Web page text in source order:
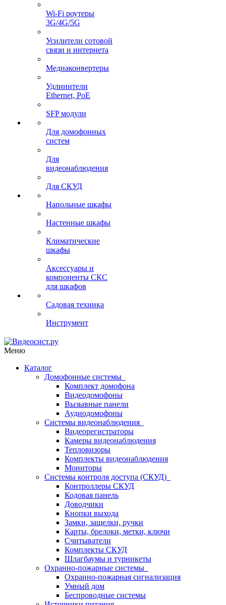
Wi-Fi роутеры
3G/4G/5G
Усилители сотовой
связи и интернета
Медиаконвертеры
Удлинители
Ethernet, PoE
SFP модули
Для домофонных
систем
Для
видеонаблюдения
Для СКУД
Напольные шкафы
Настенные шкафы
Климатические
шкафы
Аксессуары и
компоненты СКС
для шкафов
Садовая техника
Инструмент
Меню
Каталог
Домофонные системы
Комплект домофона
Видеодомофоны
Вызывные панели
Аудиодомофоны
Системы видеонаблюдения
Видеорегистраторы
Камеры видеонаблюдения
Тепловизоры
Комплекты видеонаблюдения
Мониторы
Системы контроля доступа (СКУД)
Контроллеры СКУД
Кодовая панель
Доводчики
Кнопки выхода
Замки, защелки, ручки
Карты, брелоки, метки, ключи
Считыватели
Комплекты СКУД
Шлагбаумы и турникеты
Охранно-пожарные системы
Охранно-пожарная сигнализация
Умный дом
Беспроводные системы